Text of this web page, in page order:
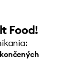
Food!